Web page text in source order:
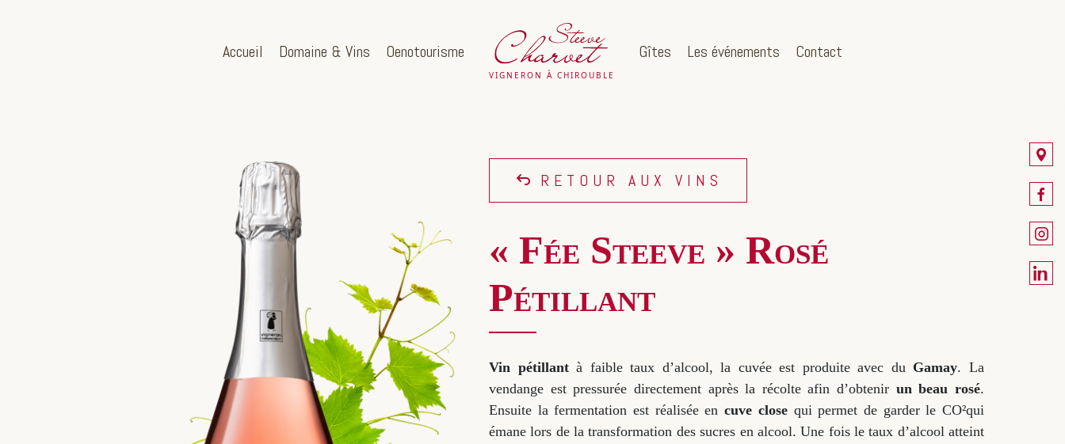
Accueil Domaine & Vins Oenotourisme Gîtes Les événements Contact
RETOUR AUX VINS
« Fée Steeve » Rosé
Pétillant
Vin pétillantà faible taux d’alcool, la cuvée est produite avec du Gamay. La
vendange est pressurée directement après la récolte afin d’obtenir un beau rosé.
Ensuite la fermentation est réalisée encuve closequi permet de garder le CO²qui
émane lors de la transformation des sucres en alcool. Une fois le taux d’alcool atteint